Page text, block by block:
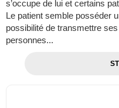
s’occupe de lui et certains
Le patient semble posséder
possibilité de transmettre
personnes...